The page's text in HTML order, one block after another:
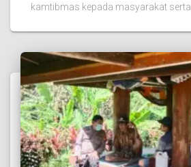
kamtibmas kepada masyarakat serta